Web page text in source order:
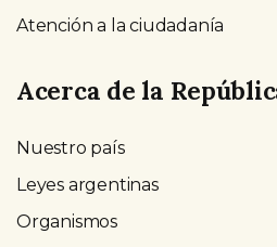
Atención a la ciudadanía
Acerca de la
Nuestro país
Leyes argentinas
Organismos